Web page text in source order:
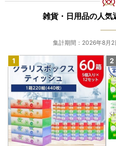
雑貨・日用品の人気
集計期間：2026年8月